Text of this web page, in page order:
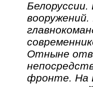
Отныне
фронте. На